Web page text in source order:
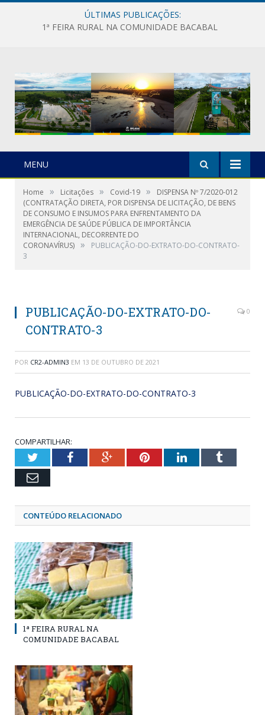
ÚLTIMAS PUBLICAÇÕES:
1ª FEIRA RURAL NA COMUNIDADE BACABAL
MENU
Home » Licitações » Covid-19 »
DISPENSA Nº 7/2020-012
(CONTRATAÇÃO DIRETA, POR DISPENSA DE LICITAÇÃO, DE BENS
DE CONSUMO E INSUMOS PARA ENFRENTAMENTO DA
EMERGÊNCIA DE SAÚDE PÚBLICA DE IMPORTÂNCIA
INTERNACIONAL, DECORRENTE DO
CORONAVÍRUS) »
PUBLICAÇÃO-DO-EXTRATO-DO-CONTRATO-
3
PUBLICAÇÃO-DO-EXTRATO-DO-
CONTRATO-3
0
POR CR2-ADMIN3 EM 13 DE OUTUBRO DE 2021
PUBLICAÇÃO-DO-EXTRATO-DO-CONTRATO-3
COMPARTILHAR:
TwitterFacebookGoogle+PinterestLinkedInTumblr
Email
CONTEÚDO RELACIONADO
1ª FEIRA RURAL NA
COMUNIDADE BACABAL